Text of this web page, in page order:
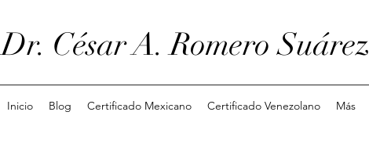
Dr. César A. Romero Suárez
Inicio Blog Certificado Mexicano Certificado Venezolano Más